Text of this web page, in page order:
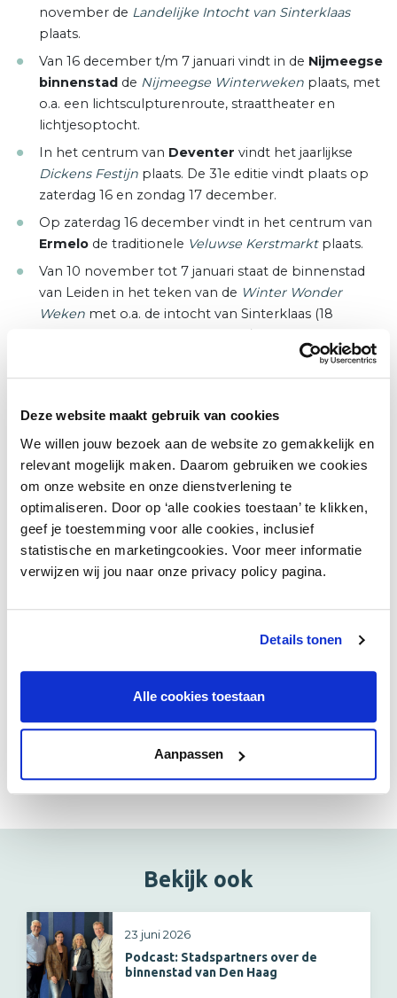
Deze website maakt gebruik van cookies
We willen jouw bezoek aan de website zo gemakkelijk en
relevant mogelijk maken. Daarom gebruiken we cookies
om onze website en onze dienstverlening te
optimaliseren. Door op ‘alle cookies toestaan’ te klikken,
geef je toestemming voor alle cookies, inclusief
statistische en marketingcookies. Voor meer informatie
verwijzen wij jou naar onze privacy policy pagina.
Details tonen
Alle cookies toestaan
Aanpassen
november de Landelijke Intocht van Sinterklaas
plaats.
Van 16 december t/m 7 januari vindt in de Nijmeegse
binnenstadde Nijmeegse Winterwekenplaats, met
o.a. een lichtsculpturenroute, straattheater en
lichtjesoptocht.
In het centrum van Deventer vindt het jaarlijkse
Dickens Festijnplaats. De 31e editie vindt plaats op
zaterdag 16 en zondag 17 december.
Op zaterdag 16 december vindt in het centrum van
Ermelode traditionele Veluwse Kerstmarktplaats.
Van 10 november tot 7 januari staat de binnenstad
van Leiden in het teken van de Winter Wonder
Wekenmet o.a. de intocht van Sinterklaas (18
november) een kerstmarkt (13 t/m 17 december) en
een drijvende ijsbaan (9 december t/m 7 januari).
op 19 november en op 9 en 10 december de ‘Swan
Market Neude’.
In het centrum van
wordt
georganiseerd. Diverse organisaties en
ondernemers hebben de handen inéén geslagen
om het grootste evenement van het jaar te
organiseren. Er vinden verschillende kerstmarkten
plaats, een Moonlight Shopping Market en er is een
Zelf ook jouw programma voor december delen? Laat
bericht op Chainels. Zo kunnen we
elkaar inspireren voor nu of wellicht volgend jaar.
Bekijk ook
Podcast: Stadspartners over de
binnenstad van Den Haag
23 juni 2026